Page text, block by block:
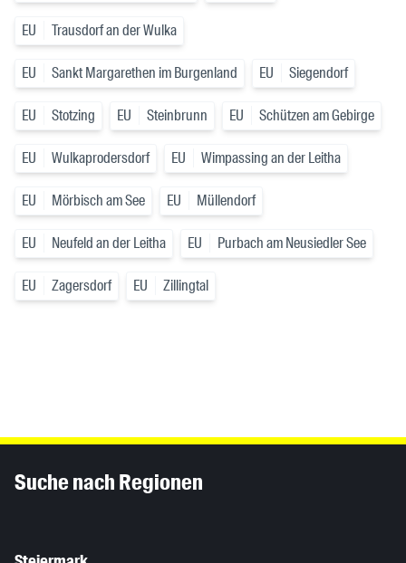
EU Trausdorf an der Wulka
EU Sankt Margarethen im Burgenland EU Siegendorf
EU Stotzing EU Steinbrunn EU Schützen am Gebirge
EU Wulkaprodersdorf EU Wimpassing an der Leitha
EU Mörbisch am See EU Müllendorf
EU Neufeld an der Leitha EU Purbach am Neusiedler See
EU Zagersdorf EU Zillingtal
Suche nach Regionen